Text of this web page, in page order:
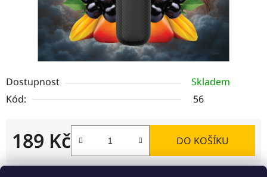
Dostupnost
Skladem
Kód:
56
189 Kč
Měrná cena:
DO KOŠÍKU